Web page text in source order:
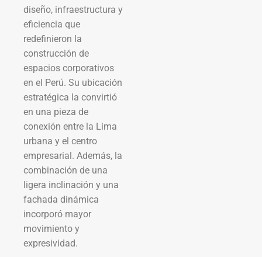
diseño, infraestructura y
eficiencia que
redefinieron la
construcción de
espacios corporativos
en el Perú. Su ubicación
estratégica la convirtió
en una pieza de
conexión entre la Lima
urbana y el centro
empresarial. Además, la
combinación de una
ligera inclinación y una
fachada dinámica
incorporó mayor
movimiento y
expresividad.